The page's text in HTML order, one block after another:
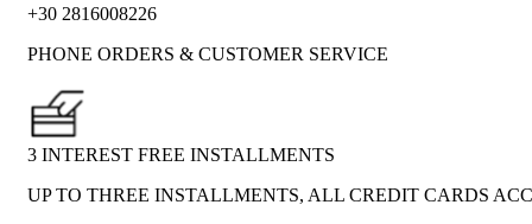
+30 2816008226
PHONE ORDERS & CUSTOMER SERVICE
3 INTEREST FREE INSTALLMENTS
UP TO THREE INSTALLMENTS, ALL CREDIT CARDS